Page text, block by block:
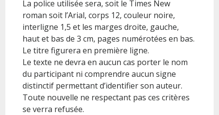
La police utilisée sera, soit le Times New
roman soit l’Arial, corps 12, couleur noire,
interligne 1,5 et les marges droite, gauche,
haut et bas de 3 cm, pages numérotées en bas.
Le titre figurera en première ligne.
Le texte ne devra en aucun cas porter le nom
du participant ni comprendre aucun signe
distinctif permettant d’identifier son auteur.
Toute nouvelle ne respectant pas ces critères
se verra refusée.